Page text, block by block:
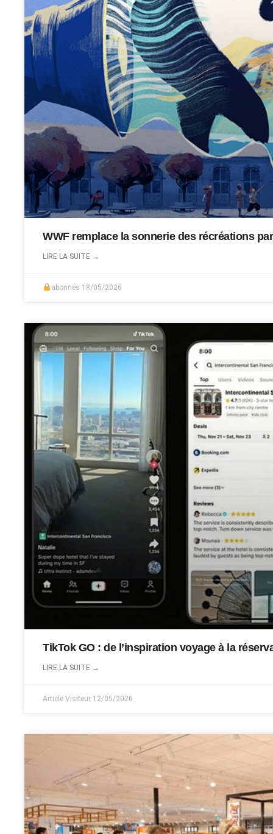
WWF remplace la sonnerie des récréations
LIRE LA SUITE →
abonnés 18/05/2026
TikTok GO : de l’inspiration voyage à la
LIRE LA SUITE →
Article Visiteur 12/05/2026